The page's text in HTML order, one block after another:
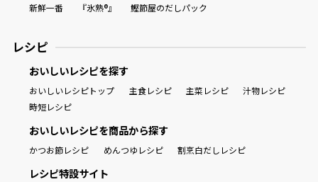
新鮮一番 『氷熟®』 鰹節屋のだしパック
レシピ
おいしいレシピを探す
おいしいレシピトップ 主食レシピ 主菜レシピ
汁物レシピ
時短レシピ
おいしいレシピを商品から探す
かつお節レシピ めんつゆレシピ 割烹白だしレシピ
レシピ特設サイト